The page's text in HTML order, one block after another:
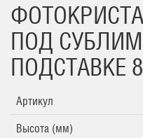
ПОД
ПОДСТАВКЕ
Артикул
Высота (мм)